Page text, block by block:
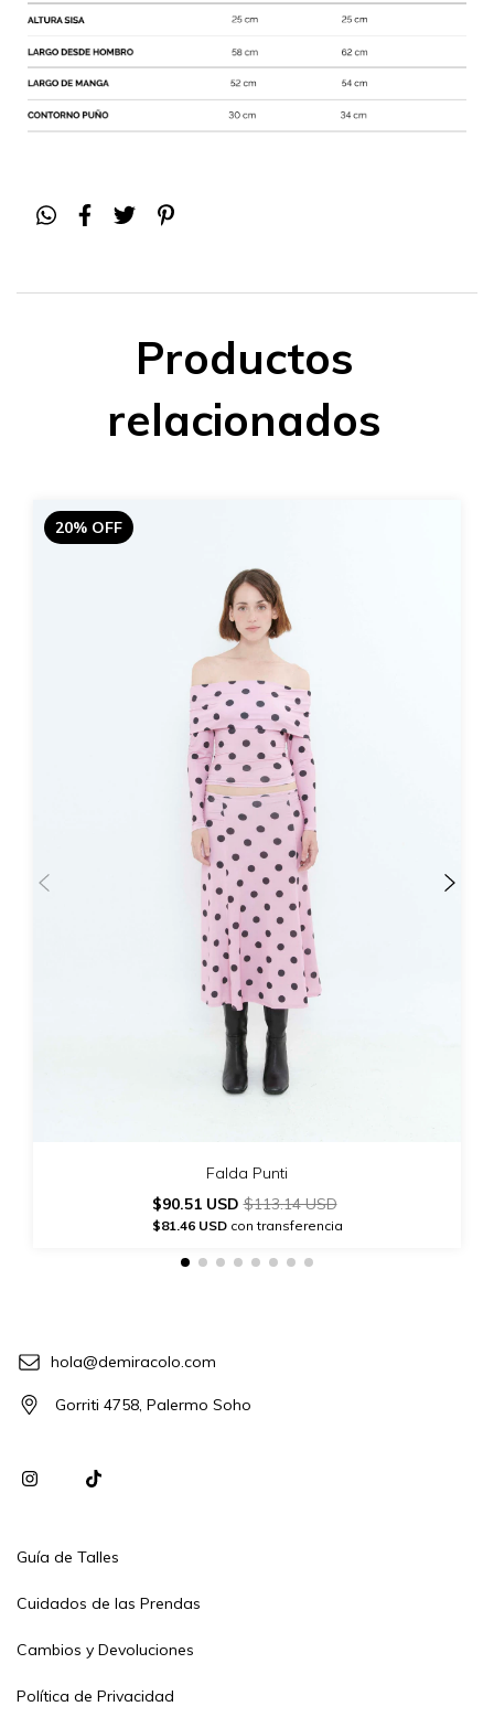
Productos
relacionados
20% OFF
Falda Punti
$90.51 USD$113.14 USD
$81.46 USDcon transferencia
hola@demiracolo.com
Gorriti 4758, Palermo Soho
Guía de Talles
Cuidados de las Prendas
Cambios y Devoluciones
Política de Privacidad